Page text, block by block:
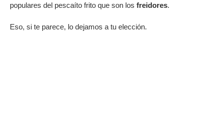
populares del pescaíto frito que son los freidores.
Eso, si te parece, lo dejamos a tu elección.